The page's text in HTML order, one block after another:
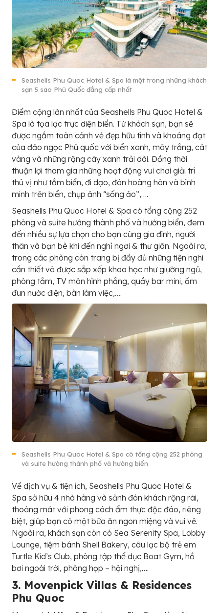
Seashells Phu Quoc Hotel & Spa là một trong những khách
sạn 5 sao Phú Quốc đẳng cấp nhất
Điểm cộng lớn nhất của Seashells Phu Quoc Hotel &
Spa là tọa lạc trực diện biển. Từ khách sạn, bạn sẽ
được ngắm toàn cảnh vẻ đẹp hữu tình và khoáng đạt
của đảo ngọc Phú quốc với biển xanh, mây trắng, cát
vàng và những rặng cây xanh trải dài. Đồng thời
thuận lợi tham gia những hoạt động vui chơi giải trí
thú vị như tắm biển, đi dạo, đón hoàng hôn và bình
minh trên biển, chụp ảnh “sống ảo”,….
Seashells Phu Quoc Hotel & Spa có tổng cộng 252
phòng và suite hướng thành phố và hướng biển, đem
đến nhiều sự lựa chọn cho bạn cùng gia đình, người
thân và bạn bè khi đến nghỉ ngơi & thư giãn. Ngoài ra,
trong các phòng còn trang bị đầy đủ những tiện nghi
cần thiết và được sắp xếp khoa học như giường ngủ,
phòng tắm, TV màn hình phẳng, quầy bar mini, ấm
đun nước điện, bàn làm việc,….
Seashells Phu Quoc Hotel & Spa có tổng cộng 252 phòng
và suite hướng thành phố và hướng biển
Về dịch vụ & tiện ích, Seashells Phu Quoc Hotel &
Spa sở hữu 4 nhà hàng và sảnh đón khách rộng rãi,
thoáng mát với phong cách ẩm thực độc đáo, riêng
biệt, giúp bạn có một bữa ăn ngon miệng và vui vẻ.
Ngoài ra, khách sạn còn có Sea Serenity Spa, Lobby
Lounge, tiệm bánh Shell Bakery, câu lạc bộ trẻ em
Turtle Kid’s Club, phòng tập thể dục Boat Gym, hồ
bơi ngoài trời, phòng họp – hội nghị,….
3. Movenpick Villas & Residences
Phu Quoc